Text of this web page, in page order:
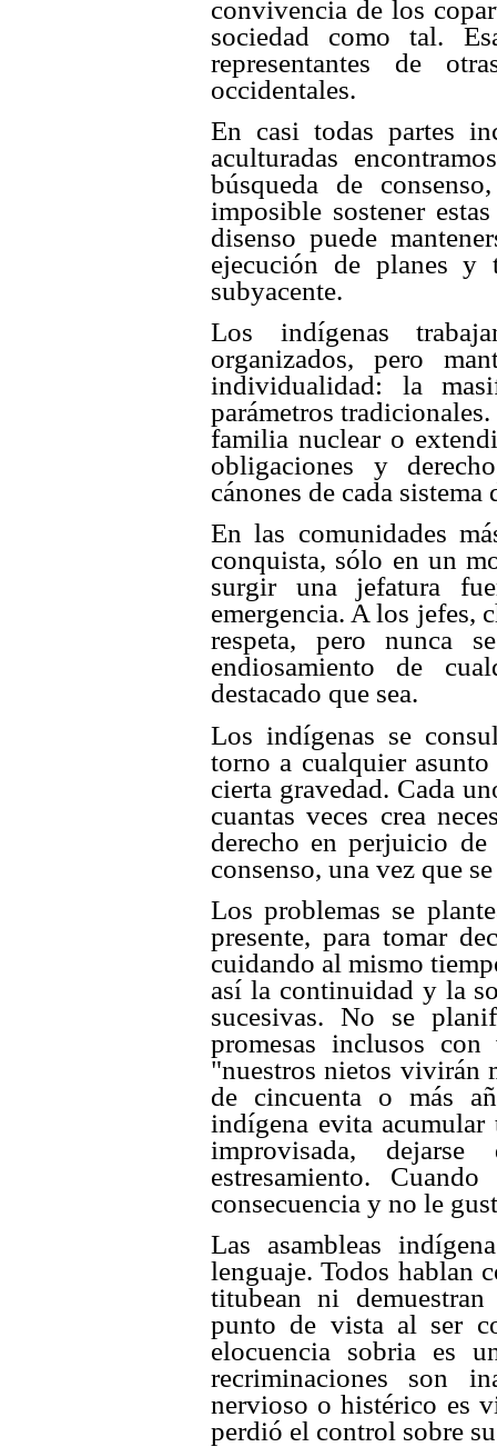
convivencia de los
sociedad como tal.
representantes de
occidentales.
En casi todas partes
aculturadas
búsqueda de
imposible sostener
disenso puede
ejecución de planes y
subyacente.
Los indígenas
organizados, pero
individualidad: la
parámetros
familia nuclear o
obligaciones y
cánones de cada sistema
En las comunidades
conquista, sólo en un
surgir una jefatura
emergencia. A los jefes,
respeta, pero nunca
endiosamiento de
destacado que sea.
Los indígenas se
torno a cualquier
cierta gravedad. Cada
cuantas veces crea
derecho en perjuicio
consenso, una vez que
Los problemas se
presente, para tomar
cuidando al mismo
así la continuidad y la
sucesivas. No se
promesas inclusos
"nuestros nietos vivirán
de cincuenta o más
indígena evita acumular
improvisada,
estresamiento.
consecuencia y no le
Las asambleas
lenguaje. Todos hablan
titubean ni
punto de vista al ser
elocuencia sobria es
recriminaciones son
nervioso o histérico es
perdió el control sobre